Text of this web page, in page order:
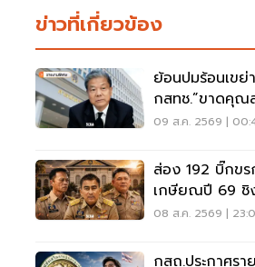
ข่าวที่เกี่ยวข้อง
ย้อนปมร้อนเขย่
กสทช.”ขาดคุณ
ฟ้อง
09 ส.ค. 2569 |
ส่อง 192 บิ๊กขร
เกษียณปี 69 ชิ
ปลัด-ผู้ว่าฯ
08 ส.ค. 2569 |
กสถ.ประกาศร